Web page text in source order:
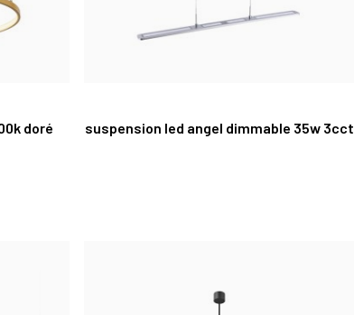
doré suspension led angel dimmable 35w 3cct